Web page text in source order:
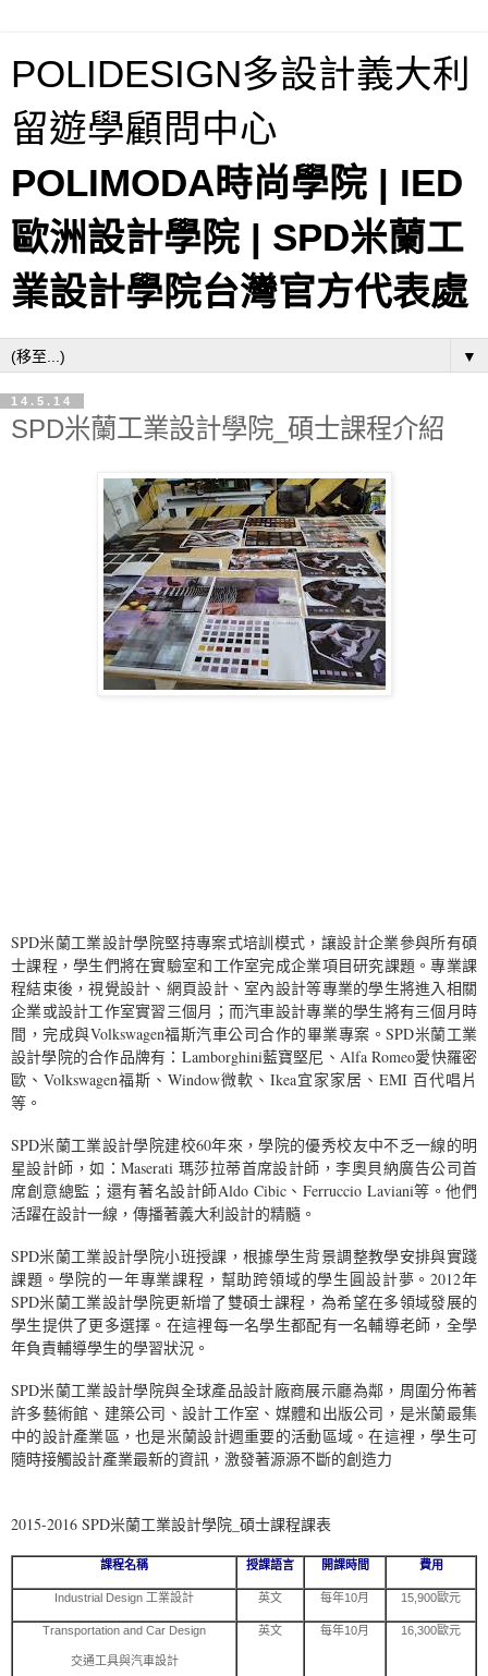
POLIDESIGN多設計義大利
留遊學顧問中心
POLIMODA時尚學院 | IED
歐洲設計學院 | SPD米蘭工
業設計學院台灣官方代表處
▼
14.5.14
SPD米蘭工業設計學院_碩士課程介紹
SPD米蘭工業設計學院堅持專案式培訓模式，讓設計企業參與所有碩
士課程，學生們將在實驗室和工作室完成企業項目研究課題。專業課
程結束後，視覺設計、網頁設計、室內設計等專業的學生將進入相關
企業或設計工作室實習三個月；而汽車設計專業的學生將有三個月時
間，完成與Volkswagen福斯汽車公司合作的畢業專案。SPD米蘭工業
設計學院的合作品牌有：Lamborghini藍寶堅尼、Alfa Romeo愛快羅密
歐、Volkswagen福斯、Window微軟、Ikea宜家家居、EMI 百代唱片
等。
SPD米蘭工業設計學院建校60年來，學院的優秀校友中不乏一線的明
星設計師，如：Maserati 瑪莎拉蒂首席設計師，李奧貝納廣告公司首
席創意總監；還有著名設計師Aldo Cibic、Ferruccio Laviani等。他們
活躍在設計一線，傳播著義大利設計的精髓。
SPD米蘭工業設計學院小班授課，根據學生背景調整教學安排與實踐
課題。學院的一年專業課程，幫助跨領域的學生圓設計夢。2012年
SPD米蘭工業設計學院更新增了雙碩士課程，為希望在多領域發展的
學生提供了更多選擇。在這裡每一名學生都配有一名輔導老師，全學
年負責輔導學生的學習狀況。
SPD米蘭工業設計學院與全球產品設計廠商展示廳為鄰，周圍分佈著
許多藝術館、建築公司、設計工作室、媒體和出版公司，是米蘭最集
中的設計產業區，也是米蘭設計週重要的活動區域。在這裡，學生可
隨時接觸設計產業最新的資訊，激發著源源不斷的創造力
2015-2016 SPD米蘭工業設計學院_碩士課程課表
課程名稱 授課語言 開課時間 費用
Industrial Design 工業設計 英文 每年10月 15,900歐元
Transportation and Car Design
交通工具與汽車設計
英文 每年10月 16,300歐元